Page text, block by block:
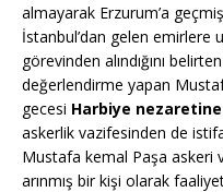
almayarak Erzurum’a
İstanbul’dan gelen emirlere
görevinden alındığını
değerlendirme yapan
gecesi Harbiye nezaretine
askerlik vazifesinden de
Mustafa kemal Paşa askeri
arınmış bir kişi olarak